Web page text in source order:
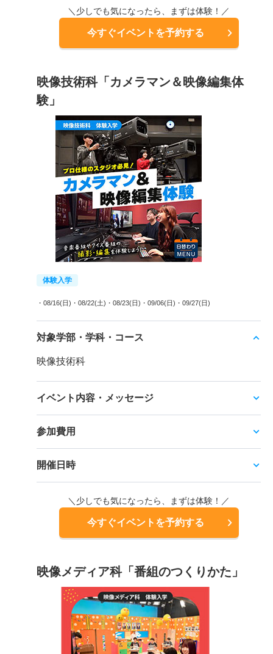
＼少しでも気になったら、まずは体験！／
今すぐイベントを予約する
映像技術科「カメラマン＆映像編集体
験」
体験入学
・08/16(日) ・08/22(土) ・08/23(日) ・09/06(日) ・09/27(日)
対象学部・学科・コース
映像技術科
イベント内容・メッセージ
参加費用
開催日時
＼少しでも気になったら、まずは体験！／
今すぐイベントを予約する
映像メディア科「番組のつくりかた」